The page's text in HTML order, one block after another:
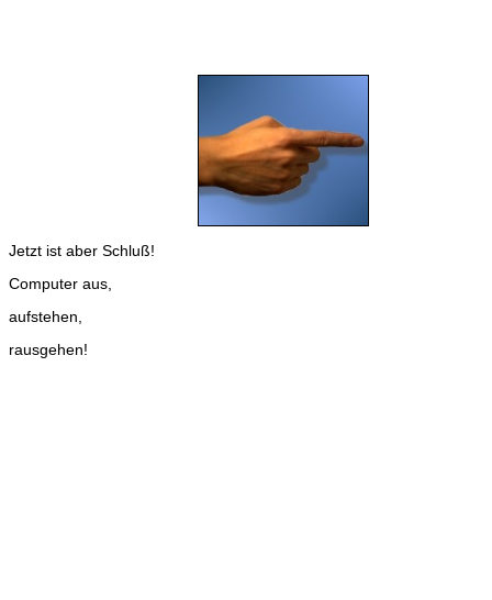
Jetzt ist aber Schluß!
Computer aus,
aufstehen,
rausgehen!